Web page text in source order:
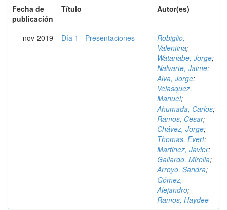
Fecha de
publicación
Título Autor(es)
nov-2019 Día 1 - Presentaciones
Robiglio,
Valentina;
Watanabe, Jorge;
Nalvarte, Jaime;
Alva, Jorge;
Velasquez,
Manuel;
Ahumada, Carlos;
Ramos, Cesar;
Chávez, Jorge;
Thomas, Evert;
Martinez, Javier;
Gallardo, Mirella;
Arroyo, Sandra;
Gómez,
Alejandro;
Ramos, Haydee